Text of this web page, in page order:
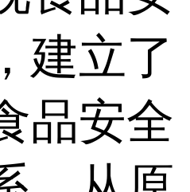
建立了
品安全